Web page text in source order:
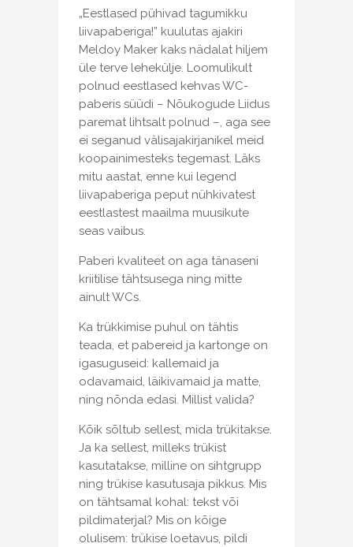
„Eestlased pühivad tagumikku
liivapaberiga!” kuulutas ajakiri
Meldoy Maker kaks nädalat hiljem
üle terve lehekülje. Loomulikult
polnud eestlased kehvas WC-
paberis süüdi – Nõukogude Liidus
paremat lihtsalt polnud –, aga see
ei seganud välisajakirjanikel meid
koopainimesteks tegemast. Läks
mitu aastat, enne kui legend
liivapaberiga peput nühkivatest
eestlastest maailma muusikute
seas vaibus.
Paberi kvaliteet on aga tänaseni
kriitilise tähtsusega ning mitte
ainult WCs.
Ka trükkimise puhul on tähtis
teada, et pabereid ja kartonge on
igasuguseid: kallemaid ja
odavamaid, läikivamaid ja matte,
ning nõnda edasi. Millist valida?
Kõik sõltub sellest, mida trükitakse.
Ja ka sellest, milleks trükist
kasutatakse, milline on sihtgrupp
ning trükise kasutusaja pikkus. Mis
on tähtsamal kohal: tekst või
pildimaterjal? Mis on kõige
olulisem: trükise loetavus, pildi